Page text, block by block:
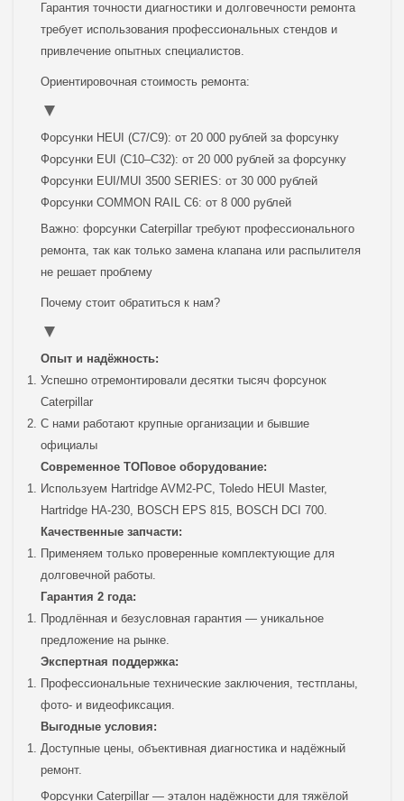
Гарантия точности диагностики и долговечности ремонта
требует использования профессиональных стендов и
привлечение опытных специалистов.
Ориентировочная стоимость ремонта:
Форсунки HEUI (C7/C9): от 20 000 рублей за форсунку
Форсунки EUI (C10–C32): от 20 000 рублей за форсунку
Форсунки EUI/MUI 3500 SERIES: от 30 000 рублей
Форсунки COMMON RAIL C6: от 8 000 рублей
Важно: форсунки Caterpillar требуют профессионального
ремонта, так как только замена клапана или распылителя
не решает проблему
Почему стоит обратиться к нам?
Опыт и надёжность:
Успешно отремонтировали десятки тысяч форсунок
Caterpillar
С нами работают крупные организации и бывшие
официалы
Современное ТОПовое оборудование:
Используем Hartridge AVM2-PC, Toledo HEUI Master,
Hartridge HA-230, BOSCH EPS 815, BOSCH DCI 700.
Качественные запчасти:
Применяем только проверенные комплектующие для
долговечной работы.
Гарантия 2 года:
Продлённая и безусловная гарантия — уникальное
предложение на рынке.
Экспертная поддержка:
Профессиональные технические заключения, тестпланы,
фото- и видеофиксация.
Выгодные условия:
Доступные цены, объективная диагностика и надёжный
ремонт.
Форсунки Caterpillar — эталон надёжности для тяжёлой